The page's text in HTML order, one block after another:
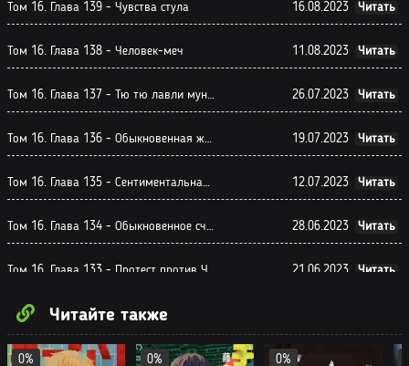
Том 15. Глава 131 - Вкус дерьма 31.05.2023
Том 16. Глава 132 - Защита
21.06.2023 Читать
Том 16. Глава 134 - Обыкновенное счастье 28.06.2023 Читать
Том 16. Глава 135 - Сентиментальная поездка 12.07.2023 Читать
Том 16. Глава 136 - Обыкновенная жизнь 19.07.2023 Читать
Том 16. Глава 137 - Тю тю лавли муни муни мура мура 26.07.2023 Читать
Том 16. Глава 138 - Человек-меч 11.08.2023 Читать
Том 16. Глава 139 - Чувства стула 16.08.2023 Читать
Читайте также
0% 0% 0%